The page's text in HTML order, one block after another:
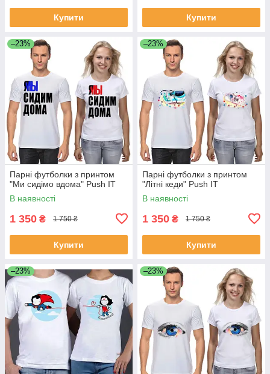
Купити Купити
–23%
Парні футболки з принтом
"Ми сидімо вдома" Push IT
В наявності
1 350 ₴ 1 750 ₴
Купити
–23%
Парні футболки з принтом
"Літні кеди" Push IT
В наявності
1 350 ₴ 1 750 ₴
Купити
–23% –23%